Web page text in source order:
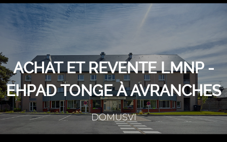
ACHAT ET REVENTE LMNP -
EHPAD TONGE À AVRANCHES
DOMUSVI